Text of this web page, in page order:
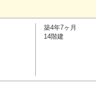
築4年7ヶ月
14階建